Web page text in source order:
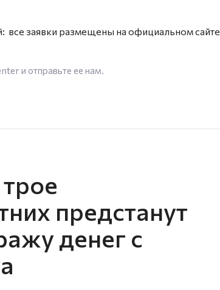
заявки размещены на официальном сайте
и отправьте ее нам.
предстанут
денег с